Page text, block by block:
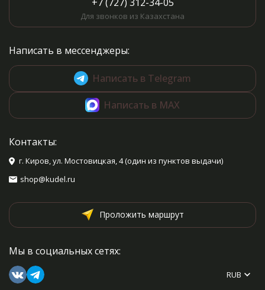
Для звонков из Казахстана
Написать в мессенджеры:
Написать в Telegram
Написать в MAX
Контакты:
г. Киров, ул. Мостовицкая, 4 (один из пунктов выдачи)
shop@kudel.ru
Проложить маршрут
Мы в социальных сетях:
RUB